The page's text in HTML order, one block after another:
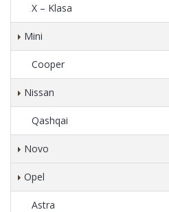
X – Klasa
Mini
Cooper
Nissan
Qashqai
Novo
Opel
Astra